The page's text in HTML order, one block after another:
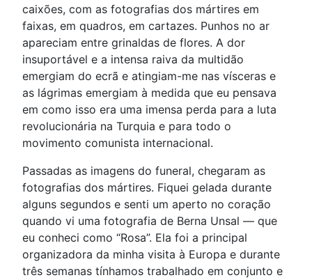
caixões, com as fotografias dos mártires em
faixas, em quadros, em cartazes. Punhos no ar
apareciam entre grinaldas de flores. A dor
insuportável e a intensa raiva da multidão
emergiam do ecrã e atingiam-me nas vísceras e
as lágrimas emergiam à medida que eu pensava
em como isso era uma imensa perda para a luta
revolucionária na Turquia e para todo o
movimento comunista internacional.
Passadas as imagens do funeral, chegaram as
fotografias dos mártires. Fiquei gelada durante
alguns segundos e senti um aperto no coração
quando vi uma fotografia de Berna Unsal — que
eu conheci como “Rosa”. Ela foi a principal
organizadora da minha visita à Europa e durante
três semanas tínhamos trabalhado em conjunto e